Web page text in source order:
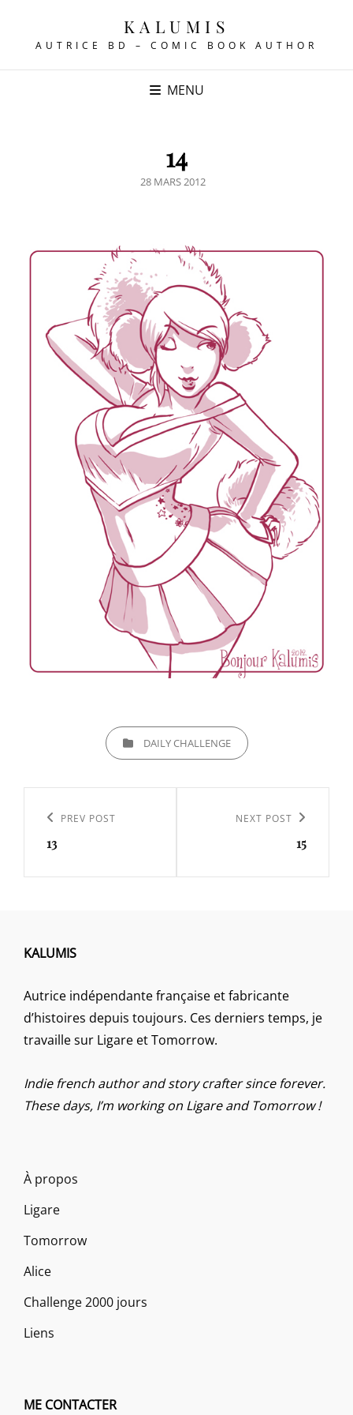
KALUMIS
AUTRICE BD – COMIC BOOK AUTHOR
MENU
14
POSTED
28 MARS 2012
CATEGORIESDAILY CHALLENGE
l’article
Previous
Post
PREV POST
13
NEXT POST
15
KALUMIS
Autrice indépendante française et fabricante
d’histoires depuis toujours. Ces derniers temps, je
travaille sur Ligare et Tomorrow.
Indie french author and story crafter since forever.
These days, I’m working on Ligare and Tomorrow !
À propos
Ligare
Tomorrow
Alice
Challenge 2000 jours
Liens
ME CONTACTER